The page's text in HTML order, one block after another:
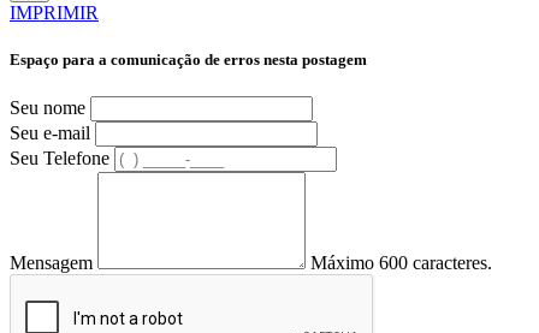
IMPRIMIR
Espaço para a comunicação de erros nesta postagem
Seu nome
Seu e-mail
Seu Telefone
Mensagem Máximo 600 caracteres.